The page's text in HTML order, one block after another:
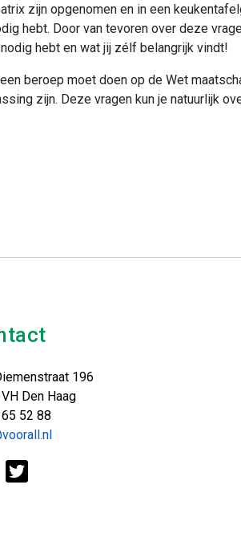
zijn opgenomen en in een
hebt. Door van tevoren over deze
hebt en wat jij zélf belangrijk vindt!
beroep moet doen op de Wet
zijn. Deze vragen kun je natuurlijk
196
Den Haag
52 88